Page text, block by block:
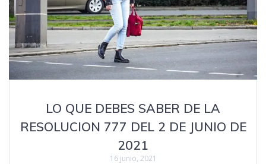
LO QUE DEBES SABER DE LA
RESOLUCION 777 DEL 2 DE JUNIO DE
2021
16 junio, 2021